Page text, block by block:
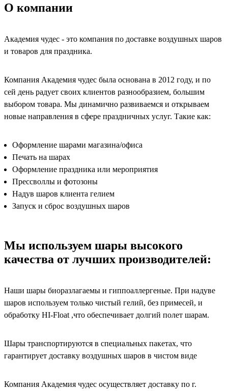
О компании
Академия чудес - это компания по доставке воздушных шаров
и товаров для праздника.
Компания Академия чудес была основана в 2012 году, и по
сей день радует своих клиентов разнообразием, большим
выбором товара. Мы динамично развиваемся и открываем
новые направления в сфере праздничных услуг. Такие как:
Оформление шарами магазина/офиса
Печать на шарах
Оформление праздника или мероприятия
Прессволлы и фотозоны
Надув шаров клиента гелием
Запуск и сброс воздушных шаров
Мы используем шары высокого
качества от лучших производителей:
Наши шары биоразлагаемы и гиппоаллергеные. При надуве
шаров используем только чистый гелий, без примесей, и
обработку HI-Float ,что обеспечивает долгий полет шарам.
Шары транспортируются в специальных пакетах, что
гарантирует доставку воздушных шаров в чистом виде
Компания Академия чудес осуществляет доставку по г.